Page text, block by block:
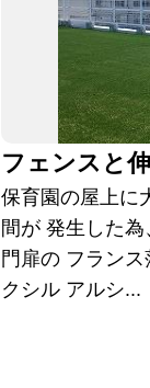
フェンスと
保育園の屋上に
間が 発生した
門扉の フラン
クシル アルシ...